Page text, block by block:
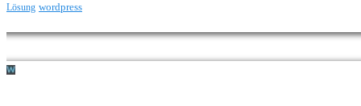
Lösung wordpress